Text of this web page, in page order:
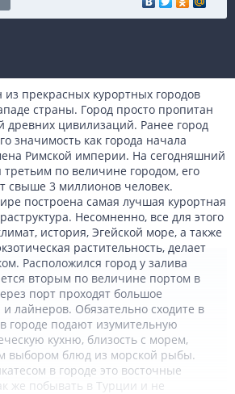
из прекрасных курортных городов
страны. Город просто пропитан
древних цивилизаций. Ранее город
значимость как города начала
Римской империи. На сегодняшний
третьим по величине городом, его
свыше 3 миллионов человек.
построена самая лучшая курортная
Несомненно, все для этого
история, Эгейской море, а также
растительность, делает
Расположился город у залива
вторым по величине портом в
порт проходят большое
и лайнеров. Обязательно сходите в
городе подают изумительную
кухню, близость с морем,
выбором блюд из морской рыбы.
в городе это восточные
же побывать в Турции и не